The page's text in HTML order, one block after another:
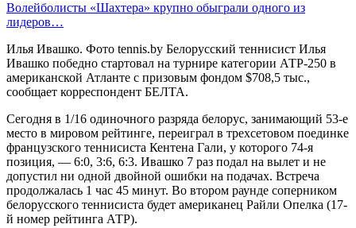
Волейболисты «Шахтера» крупно обыграли одного из
лидеров…
Илья Ивашко. Фото tennis.by Белорусский теннисист Илья
Ивашко победно стартовал на турнире категории АТР-250 в
американской Атланте с призовым фондом $708,5 тыс.,
сообщает корреспондент БЕЛТА.
Сегодня в 1/16 одиночного разряда белорус, занимающий 53-е
место в мировом рейтинге, переиграл в трехсетовом поединке
французского теннисиста Кентена Гали, у которого 74-я
позиция, — 6:0, 3:6, 6:3. Ивашко 7 раз подал на вылет и не
допустил ни одной двойной ошибки на подачах. Встреча
продолжалась 1 час 45 минут. Во втором раунде соперником
белорусского теннисиста будет американец Райли Опелка (17-
й номер рейтинга АТР).